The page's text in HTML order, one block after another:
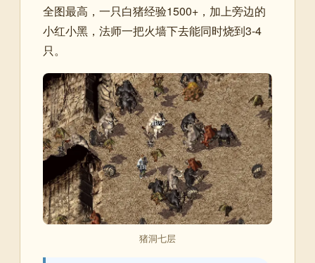
全图最高，一只白猪经验1500+，加上旁边的
小红小黑，法师一把火墙下去能同时烧到3-4
只。
猪洞七层